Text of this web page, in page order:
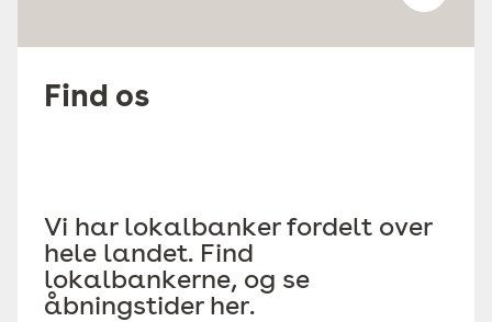
Find os
Vi har lokalbanker fordelt over
hele landet. Find
lokalbankerne, og se
åbningstider her.